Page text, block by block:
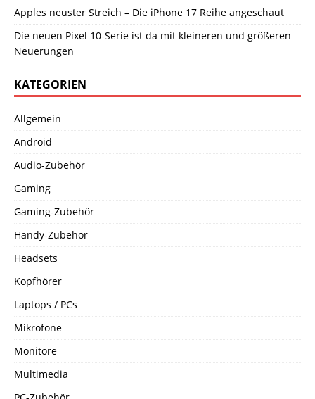
Apples neuster Streich – Die iPhone 17 Reihe angeschaut
Die neuen Pixel 10-Serie ist da mit kleineren und größeren
Neuerungen
KATEGORIEN
Allgemein
Android
Audio-Zubehör
Gaming
Gaming-Zubehör
Handy-Zubehör
Headsets
Kopfhörer
Laptops / PCs
Mikrofone
Monitore
Multimedia